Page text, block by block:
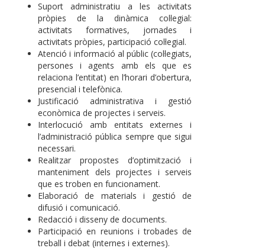
Suport administratiu a les activitats
pròpies de la dinàmica col·legial:
activitats formatives, jornades i
activitats pròpies, participació col·legial.
Atenció i informació al públic (col·legiats,
persones i agents amb els que es
relaciona l’entitat) en l’horari d’obertura,
presencial i telefònica.
Justificació administrativa i gestió
econòmica de projectes i serveis.
Interlocució amb entitats externes i
l’administració pública sempre que sigui
necessari.
Realitzar propostes d’optimització i
manteniment dels projectes i serveis
que es troben en funcionament.
Elaboració de materials i gestió de
difusió i comunicació.
Redacció i disseny de documents.
Participació en reunions i trobades de
treball i debat (internes i externes).